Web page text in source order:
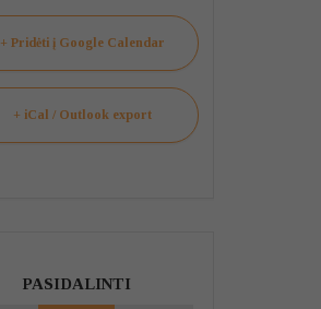
+ Pridėti į Google Calendar
+ iCal / Outlook export
PASIDALINTI